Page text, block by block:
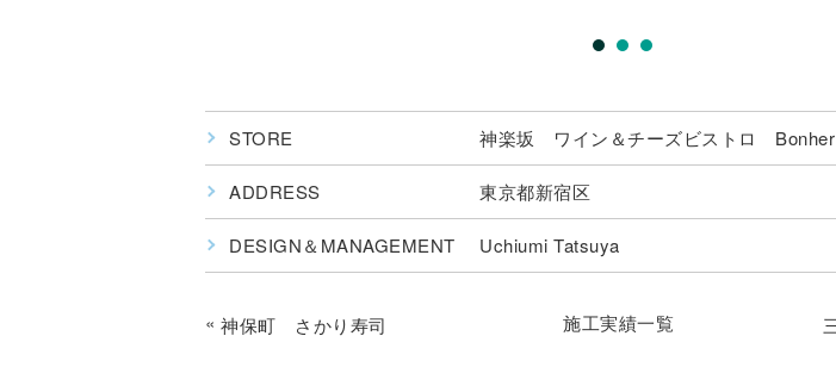
STORE 神楽坂 ワイン＆チーズビストロ Bonher
ADDRESS 東京都新宿区
DESIGN＆MANAGEMENT Uchiumi Tatsuya
« 神保町 さかり寿司 施工実績一覧